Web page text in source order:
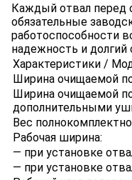
Каждый отвал перед
обязательные
работоспособности
надежность и долгий
Характеристики /
Ширина очищаемой
Ширина очищаемой
дополнительными
Вес
Рабочая ширина:
— при установке
— при установке